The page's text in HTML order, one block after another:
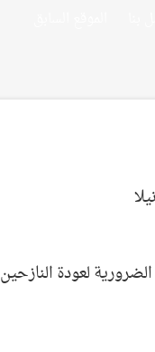
لعودة النازحين